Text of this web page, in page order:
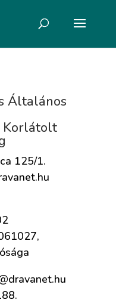
Általános
Korlátolt
125/1.